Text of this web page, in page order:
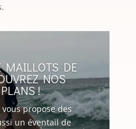
MAILLOTS DE
NOS
!
propose des
un éventail de